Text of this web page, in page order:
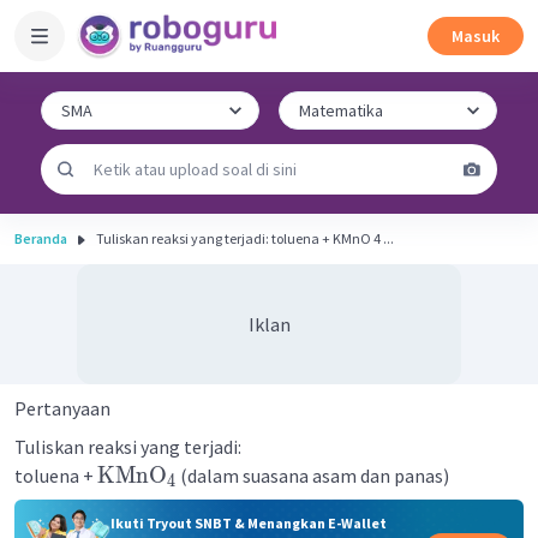
Masuk
Beranda Tuliskan reaksi yang terjadi: toluena + KMnO 4 ...
Iklan
Pertanyaan
Tuliskan reaksi yang terjadi:
toluena + KMnO4 (dalam suasana asam dan panas)
Ikuti Tryout SNBT & Menangkan E-Wallet